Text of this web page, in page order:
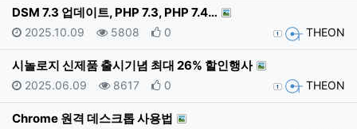
DSM 7.3 업데이트, PHP 7.3, PHP 7.4…
등록자 THEON
등록일
2025.10.09 조회
5808 추천
0
시놀로지 신제품 출시기념 최대 26% 할인행사
등록자 THEON
등록일
2025.06.09 조회
8617 추천
0
Chrome 원격 데스크톱 사용법